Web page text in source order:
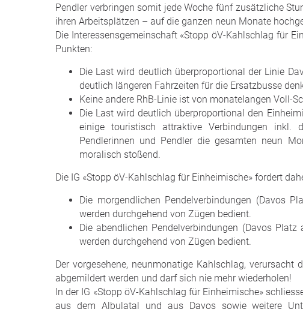
Pendler verbringen somit jede Woche fünf zusätzliche
ihren Arbeitsplätzen – auf die ganzen neun Monate
Die Interessensgemeinschaft «Stopp öV-Kahlschlag für
Punkten:
Die Last wird deutlich überproportional der Linie
deutlich längeren Fahrzeiten für die Ersatzbusse
Keine andere RhB-Linie ist von monatelangen Voll-
Die Last wird deutlich überproportional den
einige touristisch attraktive Verbindungen inkl.
Pendlerinnen und Pendler die gesamten neun
moralisch stoßend.
Die IG «Stopp öV-Kahlschlag für Einheimische» fordert
Die morgendlichen Pendelverbindungen (Davos
werden durchgehend von Zügen bedient.
Die abendlichen Pendelverbindungen (Davos
werden durchgehend von Zügen bedient.
Der vorgesehene, neunmonatige Kahlschlag,
abgemildert werden und darf sich nie mehr wiederholen!
In der IG «Stopp öV-Kahlschlag für Einheimische»
aus dem Albulatal und aus Davos sowie weitere